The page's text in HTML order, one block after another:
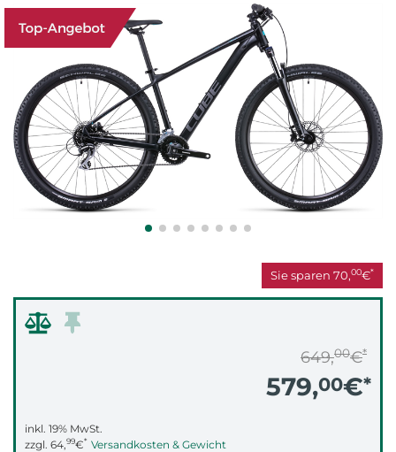
Sie sparen 70,00€*
649,00€*
579,00€*
inkl. 19% MwSt.
zzgl. 64,99€* Versandkosten & Gewicht